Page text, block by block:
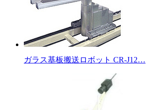
ガラス基板搬送ロボット CR-J12…